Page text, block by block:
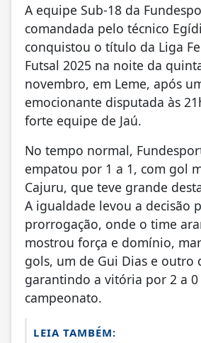
A equipe Sub-18 da
comandada pelo técnico
conquistou o título da Liga
Futsal 2025 na noite da
novembro, em Leme, após
emocionante disputada às
forte equipe de Jaú.
No tempo normal,
empatou por 1 a 1, com gol
Cajuru, que teve grande
A igualdade levou a decisão
prorrogação, onde o time
mostrou força e domínio,
gols, um de Gui Dias e outro
garantindo a vitória por 2 a
campeonato.
LEIA TAMBÉM: